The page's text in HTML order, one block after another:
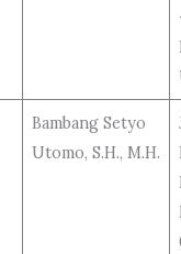
Bambang Setyo
Utomo, S.H., M.H.